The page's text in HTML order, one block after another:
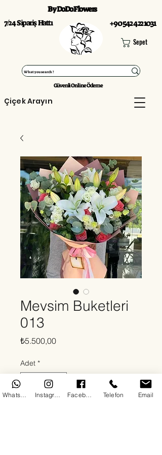
7/24 Sipariş Hattı +90 542 422 1031
By DoDo Flowers
Sepet
Çiçek Arayın
Güvenli Online Ödeme
Mevsim Buketleri
013
₺5.500,00Fiyat
Adet *
Telefon Email